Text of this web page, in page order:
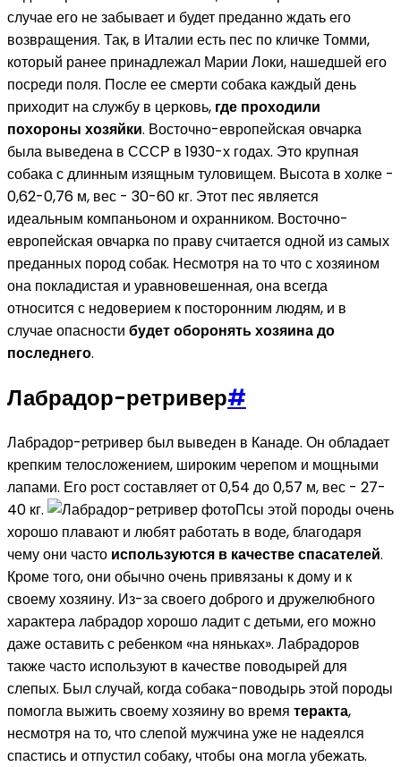
случае его не забывает и будет преданно ждать его
возвращения. Так, в Италии есть пес по кличке Томми,
который ранее принадлежал Марии Локи, нашедшей его
посреди поля. После ее смерти собака каждый день
приходит на службу в церковь, где проходили
похороны хозяйки. Восточно-европейская овчарка
была выведена в СССР в 1930-х годах. Это крупная
собака с длинным изящным туловищем. Высота в холке -
0,62-0,76 м, вес - 30-60 кг. Этот пес является
идеальным компаньоном и охранником. Восточно-
европейская овчарка по праву считается одной из самых
преданных пород собак. Несмотря на то что с хозяином
она покладистая и уравновешенная, она всегда
относится с недоверием к посторонним людям, и в
случае опасности будет оборонять хозяина до
последнего.
Лабрадор-ретривер#
Лабрадор-ретривер был выведен в Канаде. Он обладает
крепким телосложением, широким черепом и мощными
лапами. Его рост составляет от 0,54 до 0,57 м, вес - 27-
40 кг.
Псы этой породы очень
хорошо плавают и любят работать в воде, благодаря
чему они часто используются в качестве спасателей.
Кроме того, они обычно очень привязаны к дому и к
своему хозяину. Из-за своего доброго и дружелюбного
характера лабрадор хорошо ладит с детьми, его можно
даже оставить с ребенком «на няньках». Лабрадоров
также часто используют в качестве поводырей для
слепых. Был случай, когда собака-поводырь этой породы
помогла выжить своему хозяину во время теракта,
несмотря на то, что слепой мужчина уже не надеялся
спастись и отпустил собаку, чтобы она могла убежать.